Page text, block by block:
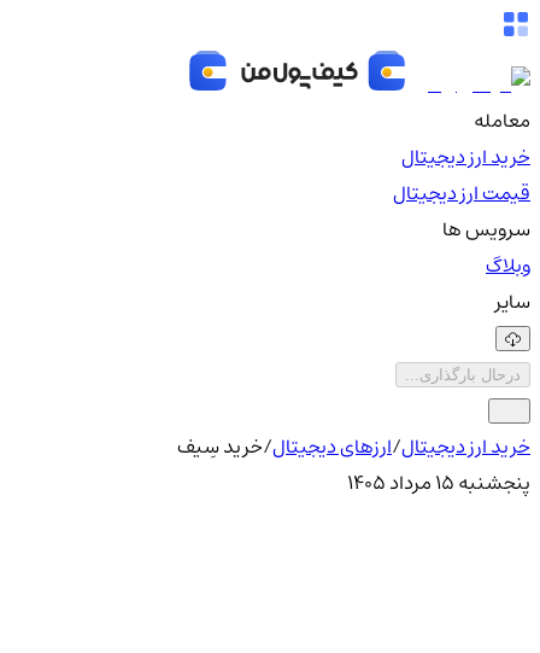
معامله
خرید ارز دیجیتال
قیمت ارز دیجیتال
سرویس ها
وبلاگ
سایر
درحال بارگذاری...
خرید ارز دیجیتال/ارزهای دیجیتال/خرید سِیف
پنجشنبه ۱۵ مرداد ۱۴۰۵